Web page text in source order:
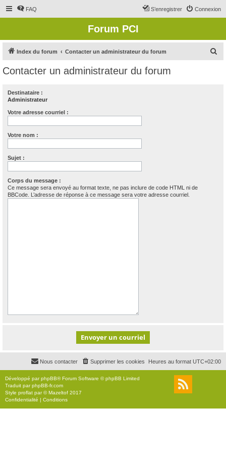
FAQ Connexion
S’enregistrer
Forum PCI
Index du forum Contacter un administrateur du forum
Contacter un administrateur du forum
Destinataire :
Administrateur
Votre adresse courriel :
Votre nom :
Sujet :
Corps du message :
Ce message sera envoyé au format texte, ne pas inclure de code HTML ni de
BBCode. L’adresse de réponse à ce message sera votre adresse courriel.
Heures au format UTC+02:00
Supprimer les cookies
Nous contacter
Développé parphpBB® Forum Software © phpBB Limited
Traduit parphpBB-fr.com
Style proflat par ©Mazeltof 2017
Confidentialité | Conditions